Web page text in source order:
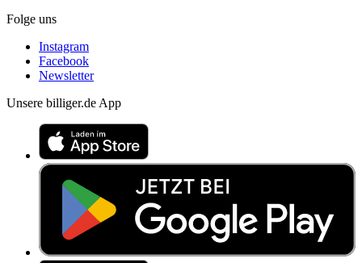
Folge uns
Instagram
Facebook
Newsletter
Unsere billiger.de App